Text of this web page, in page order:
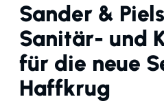
Sander &
Sanitär- und
für die neue
Haffkrug